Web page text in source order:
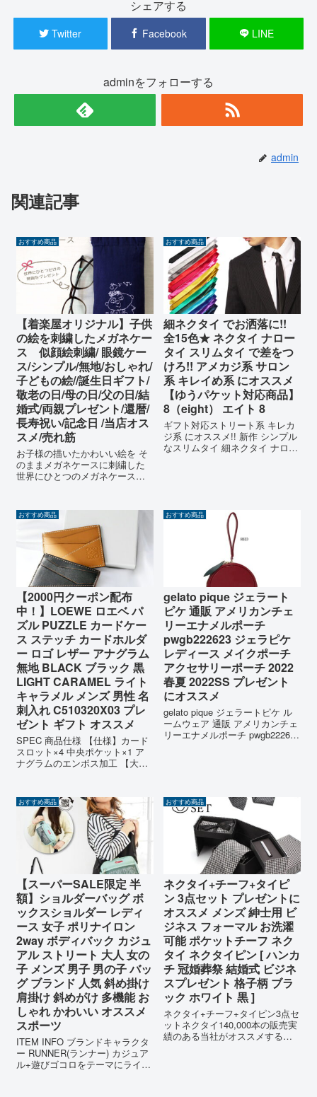
シェアする
Twitter Facebook LINE
adminをフォローする
admin
関連記事
おすすめ商品
【着楽屋オリジナル】子供
の絵を刺繍したメガネケー
ス 似顔絵刺繍/ 眼鏡ケー
ス/シンプル/無地/おしゃれ/
子どもの絵//誕生日ギフト/
敬老の日/母の日/父の日/結
婚式/両親プレゼント/還暦/
長寿祝い/記念日 /当店オス
スメ/売れ筋
お子様の描いたかわいい絵を そ
のままメガネケースに刺繍した
世界にひとつのメガネケースを
式の両親プレゼントや、 お子様
のお世話になった先生方へのお
礼として、 もちろん自分で描い
たお気...
おすすめ商品
細ネクタイ でお洒落に!!
全15色★ ネクタイ ナロー
タイ スリムタイ で差をつ
けろ!! アメカジ系 サロン
系 キレイめ系 にオススメ
【ゆうパケット対応商品】
8（eight） エイト 8
ギフト対応ストリート系 キレカ
ジ系 にオススメ!! 新作 シンプル
なスリムタイ 細ネクタイ ナロー
おすすめ商品
【2000円クーポン配布
中！】LOEWE ロエベ パ
ズル PUZZLE カードケー
ス ステッチ カードホルダ
ー ロゴ レザー アナグラム
無地 BLACK ブラック 黒
LIGHT CARAMEL ライト
キャラメル メンズ 男性 名
刺入れ C510320X03 プレ
ゼント ギフト オススメ
SPEC 商品仕様 【仕様】カード
スロット×4 中央ポケット×1 ア
ナグラムのエンボス加工 【大き
【素材】スムースカーフ 【カラ
ー】BLACK...
おすすめ商品
gelato pique ジェラート
ピケ 通販 アメリカンチェ
リーエナメルポーチ
pwgb222623 ジェラピケ
レディース メイクポーチ
アクセサリーポーチ 2022
春夏 2022SS プレゼント
にオススメ
gelato pique ジェラートピケ ル
ームウェア 通販 アメリカンチェ
リーエナメルポーチ pwgb222623
おすすめ商品
【スーパーSALE限定 半
額】ショルダーバッグ ボ
ックスショルダー レディ
ース 女子 ポリナイロン
2way ボディバック カジュ
アル ストリート 大人 女の
子 メンズ 男子 男の子 バッ
グ ブランド 人気 斜め掛け
肩掛け 斜めがけ 多機能 お
しゃれ かわいい オススメ
スポーツ
ITEM INFO ブランドキャラクタ
ー RUNNER(ランナー) カジュア
ル+遊びゴコロをテーマにライフ
おすすめ商品
ネクタイ+チーフ+タイピ
ン 3点セット プレゼントに
オススメ メンズ 紳士用 ビ
ジネス フォーマル お洗濯
可能 ポケットチーフ ネク
タイ ネクタイピン [ ハンカ
チ 冠婚葬祭 結婚式 ビジネ
スプレゼント 格子柄 ブラ
ック ホワイト 黒 ]
ネクタイ+チーフ+タイピン3点セ
ットネクタイ140,000本の販売実
績のある当社がオススメする